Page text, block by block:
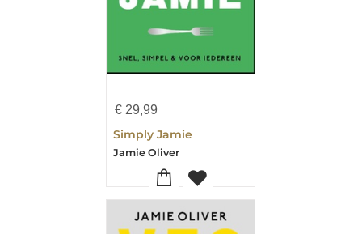
€ 29,99
Simply Jamie
Jamie Oliver